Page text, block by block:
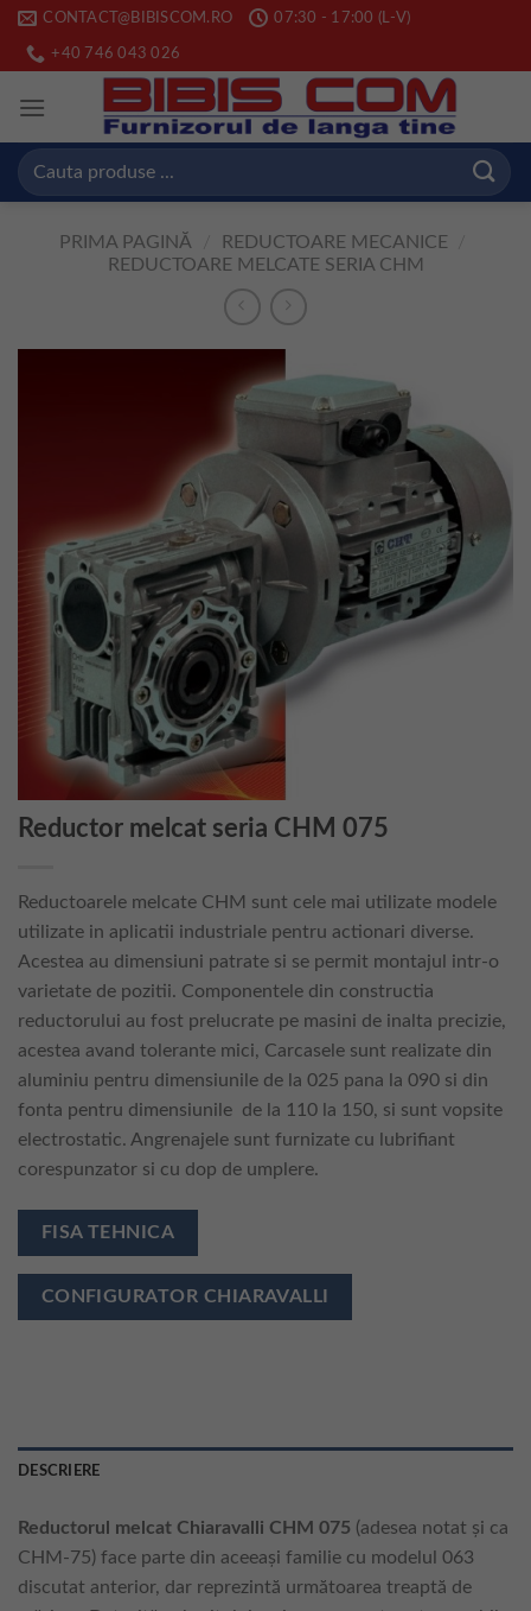
Skip
content
CONTACT@BIBISCOM.RO 07:30 - 17:00 (L-V)
+40 746 043 026
Caută
PRIMA PAGINĂ REDUCTOARE MECANICE
REDUCTOARE MELCATE SERIA CHM
Reductor melcat seria CHM 075
Reductoarele melcate CHM sunt cele mai utilizate modele
utilizate in aplicatii industriale pentru actionari diverse.
Acestea au dimensiuni patrate si se permit montajul intr-o
varietate de pozitii. Componentele din constructia
reductorului au fost prelucrate pe masini de inalta precizie,
acestea avand tolerante mici, Carcasele sunt realizate din
aluminiu pentru dimensiunile de la 025 pana la 090 si din
fonta pentru dimensiunile de la 110 la 150, si sunt vopsite
electrostatic. Angrenajele sunt furnizate cu lubrifiant
corespunzator si cu dop de umplere.
FISA TEHNICA
CONFIGURATOR CHIARAVALLI
DESCRIERE
Reductorul melcat Chiaravalli CHM 075 (adesea notat și ca
CHM-75) face parte din aceeași familie cu modelul 063
discutat anterior, dar reprezintă următoarea treaptă de